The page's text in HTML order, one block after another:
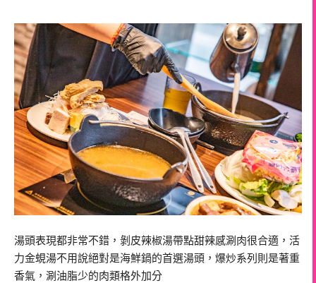
湯頭表現都非常不錯，剝皮辣椒湯帶點甜辣感涮肉很合適，活
力金蜆湯不用說絕對是海鮮鍋的首選湯頭，爆炒系列則是著重
香氣，涮油脂少的肉類格外加分